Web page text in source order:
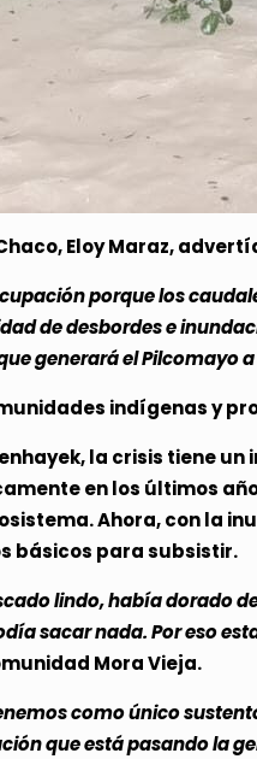
Eloy Maraz,
porque los
de desbordes e
generará el Pilcomayo
indígenas y
la crisis tiene
en los últimos
Ahora, con la
básicos para subsistir.
lindo, había dorado
sacar nada. Por eso
Mora Vieja.
como único
que está pasando la